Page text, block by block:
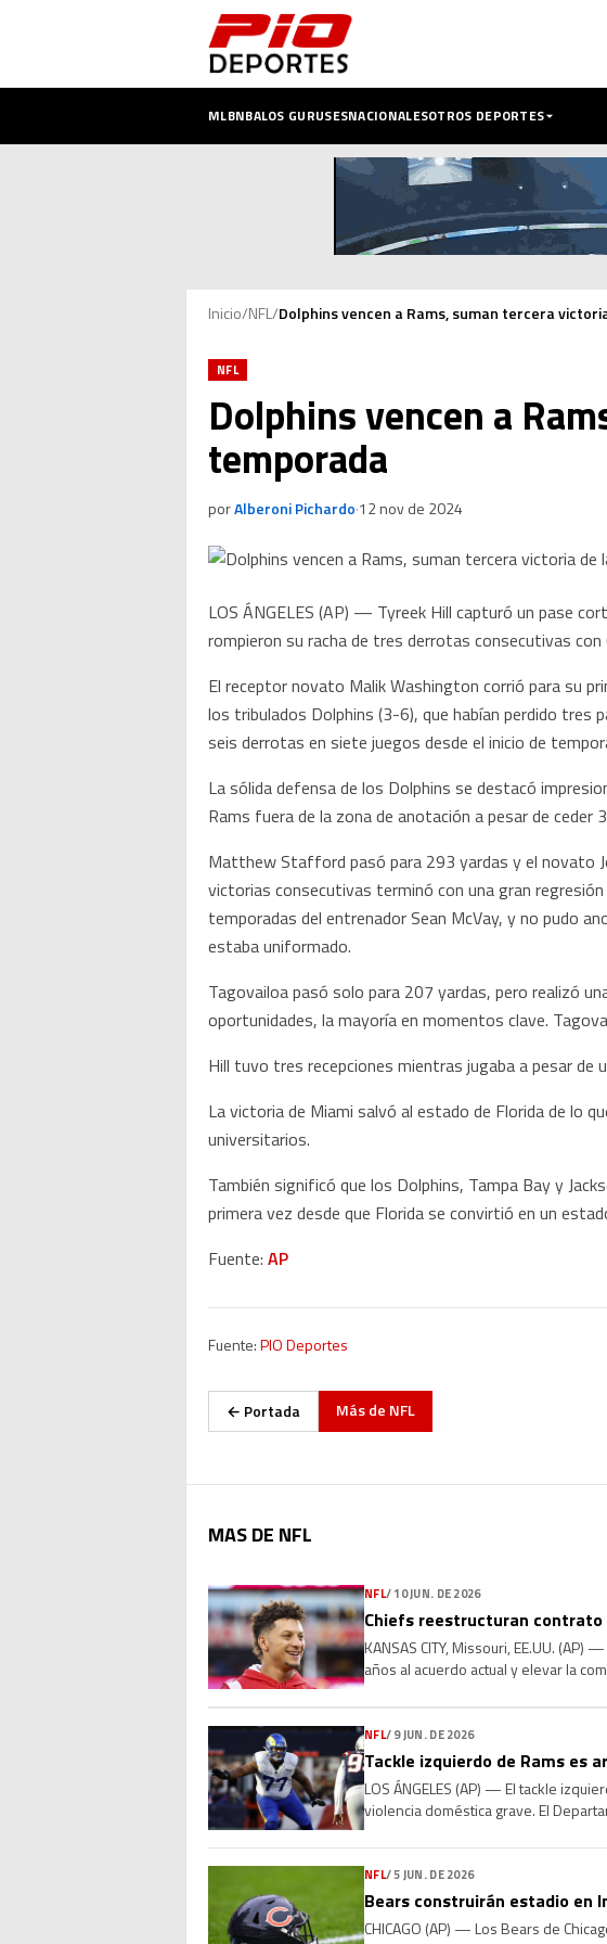
MLBNBALOS GURUSESNACIONALESOTROS DEPORTES
Inicio/NFL/Dolphins vencen a Rams, suman tercera
NFL
Dolphins vencen a
temporada
porAlberoni Pichardo·12 nov de 2024
LOS ÁNGELES (AP) — Tyreek Hill capturó un pase
rompieron su racha de tres derrotas consecutivas
El receptor novato Malik Washington corrió para su
los tribulados Dolphins (3-6), que habían perdido
seis derrotas en siete juegos desde el inicio de
La sólida defensa de los Dolphins se destacó
Rams fuera de la zona de anotación a pesar de ceder
Matthew Stafford pasó para 293 yardas y el novato
victorias consecutivas terminó con una gran
temporadas del entrenador Sean McVay, y no pudo
estaba uniformado.
Tagovailoa pasó solo para 207 yardas, pero realizó
oportunidades, la mayoría en momentos clave.
Hill tuvo tres recepciones mientras jugaba a pesar de
La victoria de Miami salvó al estado de Florida de lo
universitarios.
También significó que los Dolphins, Tampa Bay y
primera vez desde que Florida se convirtió en un
Fuente: AP
Fuente:PIO Deportes
← Portada Más de NFL
MAS DE NFL
NFL/10 JUN. DE 2026
Chiefs reestructuran contrato
KANSAS CITY, Missouri, EE.UU.
años al acuerdo actual y elevar la
NFL/9 JUN. DE 2026
Tackle izquierdo de Rams es
LOS ÁNGELES (AP) — El tackle
violencia doméstica grave. El
NFL/5 JUN. DE 2026
Bears construirán estadio en
CHICAGO (AP) — Los Bears de